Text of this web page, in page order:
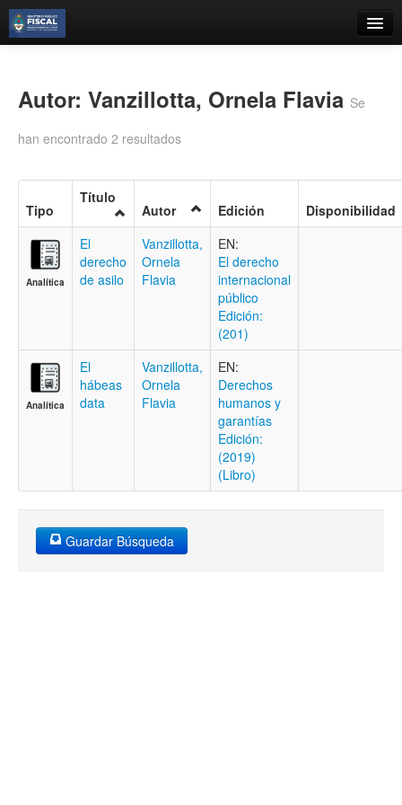
Búsqueda Avanzada
Contacto
Iniciar sesión
Autor: Vanzillotta, Ornela Flavia Se
han encontrado 2 resultados
Tipo
Título
Autor Edición Disponibilidad
Analítica
El
derecho
de asilo
Vanzillotta,
Ornela
Flavia
EN:
El derecho
internacional
público
Edición:
(201)
Analítica
El
hábeas
data
Vanzillotta,
Ornela
Flavia
EN:
Derechos
humanos y
garantías
Edición:
(2019)
(Libro)
Guardar Búsqueda